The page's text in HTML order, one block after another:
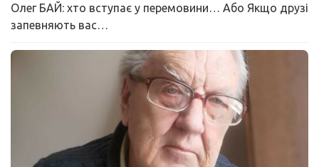
Олег БАЙ: хто вступає у перемовини… Або Якщо друзі
запевняють вас…